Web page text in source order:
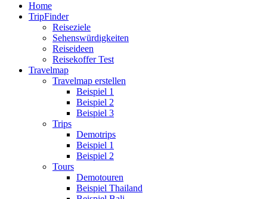
Home
TripFinder
Reiseziele
Sehenswürdigkeiten
Reiseideen
Reisekoffer Test
Travelmap
Travelmap erstellen
Beispiel 1
Beispiel 2
Beispiel 3
Trips
Demotrips
Beispiel 1
Beispiel 2
Tours
Demotouren
Beispiel Thailand